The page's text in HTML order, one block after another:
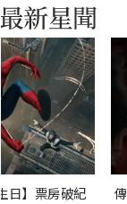
日】票房破紀